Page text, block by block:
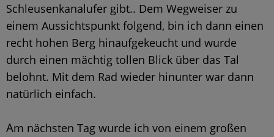
Schleusenkanalufer gibt.. Dem Wegweiser zu
einem Aussichtspunkt folgend, bin ich dann einen
recht hohen Berg hinaufgekeucht und wurde
durch einen mächtig tollen Blick über das Tal
belohnt. Mit dem Rad wieder hinunter war dann
natürlich einfach.
Am nächsten Tag wurde ich von einem großen